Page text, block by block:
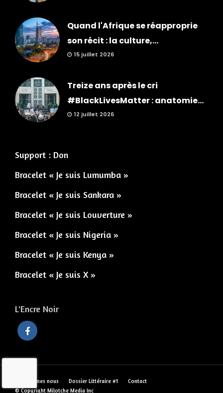
Quand l'Afrique se réapproprie
son récit : la culture,...
15 juillet 2026
Treize ans après le cri
#BlackLivesMatter : anatomie...
12 juillet 2026
Support : Don
Bracelet « Je suis Lumumba »
Bracelet « Je suis Sankara »
Bracelet « Je suis Louverture »
Bracelet « Je suis Nigeria »
Bracelet « Je suis Kenya »
Bracelet « Je suis X »
L'Encre Noir
Qui sommes nous Dossier Littéraire #1
Contact
© Copyright Milotche Media Inc